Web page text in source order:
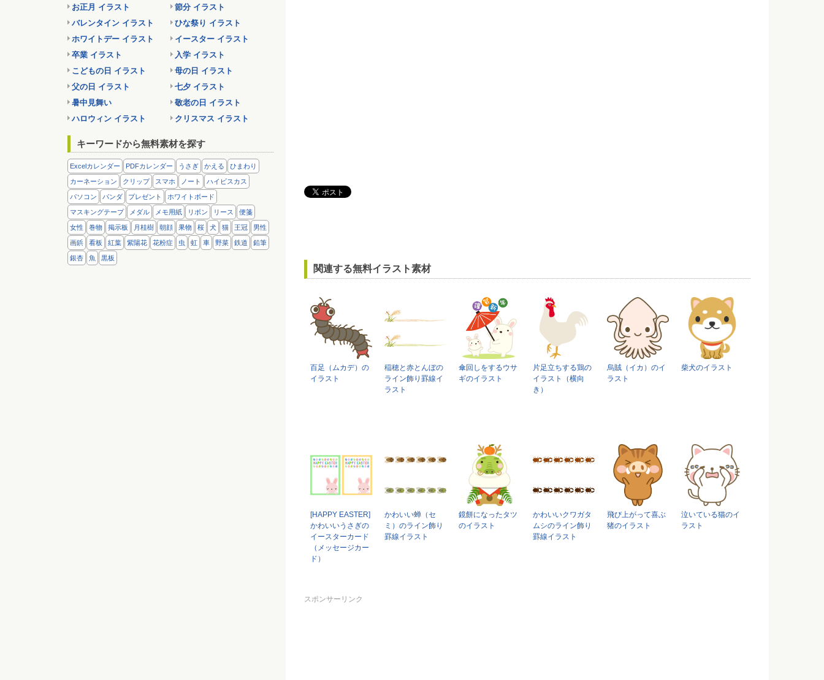
関連する無料イラスト素材
百足（ムカデ）の
イラスト
稲穂と赤とんぼの
ライン飾り罫線イ
ラスト
傘回しをするウサ
ギのイラスト
片足立ちする鶏の
イラスト（横向
き）
烏賊（イカ）のイ
ラスト
柴犬のイラスト
[HAPPY EASTER]
かわいいうさぎの
イースターカード
（メッセージカー
ド）
かわいい蝉（セ
ミ）のライン飾り
罫線イラスト
鏡餅になったタツ
のイラスト
かわいいクワガタ
ムシのライン飾り
罫線イラスト
飛び上がって喜ぶ
猪のイラスト
泣いている猫のイ
ラスト
スポンサーリンク
お正月 イラスト
節分 イラスト
バレンタイン イラスト
ひな祭り イラスト
ホワイトデー イラスト
イースター イラスト
卒業 イラスト
入学 イラスト
こどもの日 イラスト
母の日 イラスト
父の日 イラスト
七夕 イラスト
暑中見舞い
敬老の日 イラスト
ハロウィン イラスト
クリスマス イラスト
キーワードから無料素材を探す
Excelカレンダー PDFカレンダー うさぎ かえる ひまわり
カーネーション クリップ スマホ ノート ハイビスカス
パソコン パンダ プレゼント ホワイトボード
マスキングテープ メダル メモ用紙 リボン リース 便箋
女性 巻物 掲示板 月桂樹 朝顔 果物 桜 犬 猫 王冠 男性
画鋲 看板 紅葉 紫陽花 花粉症 虫 虹 車 野菜 鉄道 鉛筆
銀杏 魚 黒板